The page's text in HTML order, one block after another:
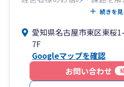
独立開業・会社設立支援、
スまで、お客様に適したコー
経営を成長と安定継続に導き
業務改善のため税理士の変
気軽にご相談ください。
続きを見
愛知県名古屋市東区東桜
7F
Googleマップを確認
お問い合わせ